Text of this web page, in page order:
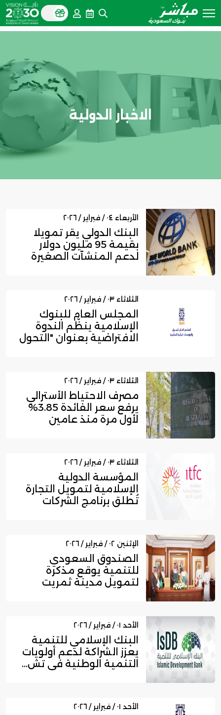
الاخبار الدولية
الأربعاء ٠٤ / فبراير / ٢٠٢٦
البنك الدولي يقر تمويلًا
بقيمة 95 مليون دولار
لدعم المنشآت الصغيرة
الثلاثاء ٠٣ / فبراير / ٢٠٢٦
المجلس العام للبنوك
الإسلامية ينظّم الندوة
الافتراضية بعنوان "التحول
الثلاثاء ٠٣ / فبراير / ٢٠٢٦
مصرف الاحتياط الأسترالي
يرفع سعر الفائدة 3.85%
لأول مرة منذ عامين
الثلاثاء ٠٣ / فبراير / ٢٠٢٦
المؤسسة الدولية
الإسلامية لتمويل التجارة
تُطلق برنامج الشركات
الإثنين ٠٢ / فبراير / ٢٠٢٦
الصندوق السعودي
للتنمية يوقع مذكرة
لتمويل مدينة ثمريت
الأحد ٠١ / فبراير / ٢٠٢٦
البنك الإسلامي للتنمية
يعزز الشراكة لدعم أولويات
التنمية الوطنية في تش...
الأحد ٠١ / فبراير / ٢٠٢٦